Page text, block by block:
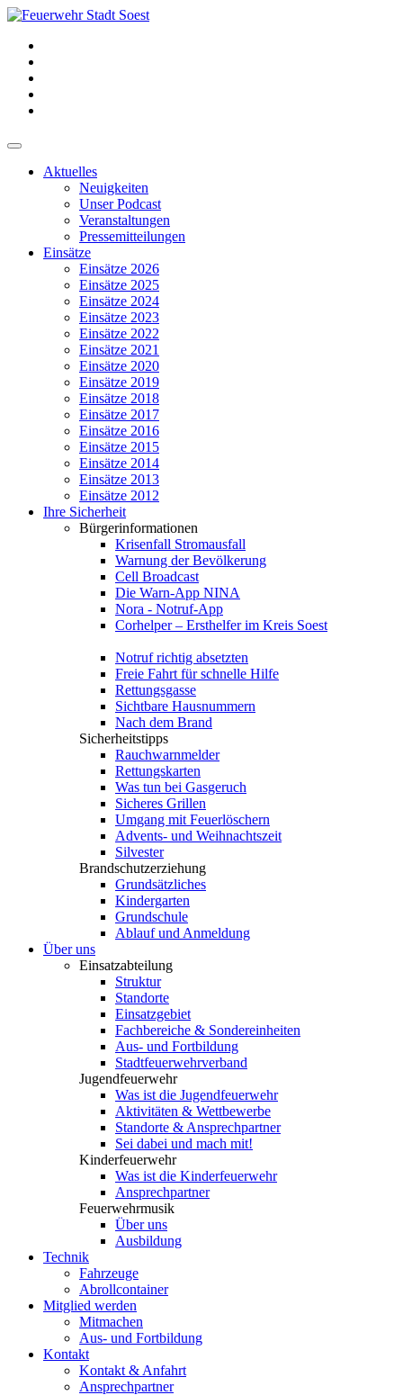
Aktuelles
Neuigkeiten
Unser Podcast
Veranstaltungen
Pressemitteilungen
Einsätze
Einsätze 2026
Einsätze 2025
Einsätze 2024
Einsätze 2023
Einsätze 2022
Einsätze 2021
Einsätze 2020
Einsätze 2019
Einsätze 2018
Einsätze 2017
Einsätze 2016
Einsätze 2015
Einsätze 2014
Einsätze 2013
Einsätze 2012
Ihre Sicherheit
Bürgerinformationen
Krisenfall Stromausfall
Warnung der Bevölkerung
Cell Broadcast
Die Warn-App NINA
Nora - Notruf-App
Corhelper – Ersthelfer im Kreis Soest
Notruf richtig absetzten
Freie Fahrt für schnelle Hilfe
Rettungsgasse
Sichtbare Hausnummern
Nach dem Brand
Sicherheitstipps
Rauchwarnmelder
Rettungskarten
Was tun bei Gasgeruch
Sicheres Grillen
Umgang mit Feuerlöschern
Advents- und Weihnachtszeit
Silvester
Brandschutzerziehung
Grundsätzliches
Kindergarten
Grundschule
Ablauf und Anmeldung
Über uns
Einsatzabteilung
Struktur
Standorte
Einsatzgebiet
Fachbereiche & Sondereinheiten
Aus- und Fortbildung
Stadtfeuerwehrverband
Jugendfeuerwehr
Was ist die Jugendfeuerwehr
Aktivitäten & Wettbewerbe
Standorte & Ansprechpartner
Sei dabei und mach mit!
Kinderfeuerwehr
Was ist die Kinderfeuerwehr
Ansprechpartner
Feuerwehrmusik
Über uns
Ausbildung
Technik
Fahrzeuge
Abrollcontainer
Mitglied werden
Mitmachen
Aus- und Fortbildung
Kontakt
Kontakt & Anfahrt
Ansprechpartner